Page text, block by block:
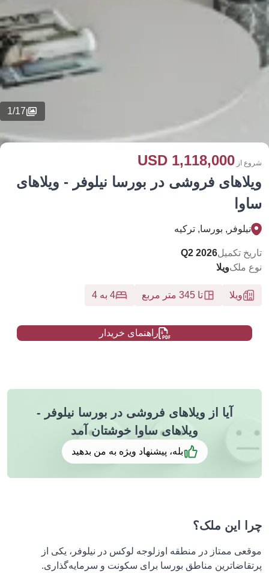
1/17
ویلاهای فروشی در بورسا نیلوفر - ویلاهای
ساوا
شروع از 1,118,000 USD
نيلوفر, بورسا, تركيه
تاریخ تکمیلQ2 2026
نوع ملکویلا
ویلا تا 345 متر مربع 4 به 4
راهنمای خریدار
آیا از ویلاهای فروشی در بورسا نیلوفر -
ویلاهای ساوا خوشتان آمد
بله، پیشنهاد ویژه به من بدهید
چرا این ملک؟
موقعی ممتاز در منطقه اوزلوجه لوکس در نیلوفر، یکی از
پرتقاضاترین مناطق بورسا برای سکونت و سرمایه‌گذاری.